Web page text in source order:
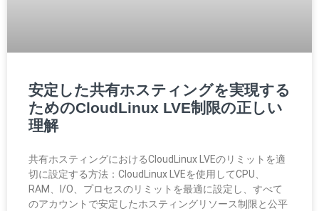
安定した共有ホスティングを実現する
ためのCloudLinux LVE制限の正しい
理解
共有ホスティングにおけるCloudLinux LVEのリミットを適
切に設定する方法：CloudLinux LVEを使用してCPU、
RAM、I/O、プロセスのリミットを最適に設定し、すべて
のアカウントで安定したホスティングリソース制限と公平